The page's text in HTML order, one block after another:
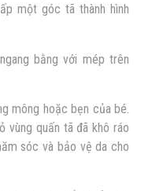
một góc tã thành hình
bằng với mép trên
mông hoặc bẹn của bé.
vùng quấn tã đã khô ráo
sóc và bảo vệ da cho